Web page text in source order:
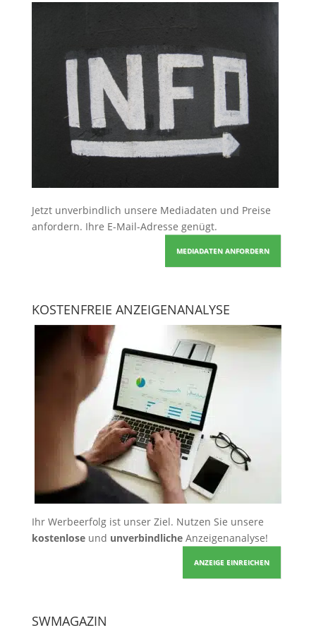
Jetzt unverbindlich unsere Mediadaten und Preise
anfordern. Ihre E-Mail-Adresse genügt.
MEDIADATEN ANFORDERN
KOSTENFREIE ANZEIGENANALYSE
Ihr Werbeerfolg ist unser Ziel. Nutzen Sie unsere
kostenloseund unverbindlicheAnzeigenanalyse!
ANZEIGE EINREICHEN
SWMAGAZIN